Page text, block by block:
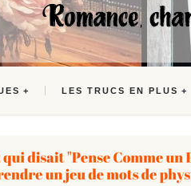
LES TRUCS EN PLUS